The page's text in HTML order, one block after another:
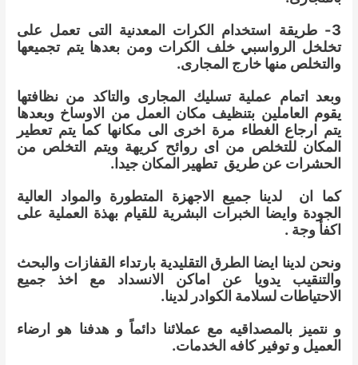
3- طريقة استخدام الكرات المعدنية التى تعمل على
تخلخل الرواسبي خلف الكرات ومن بعدها يتم تجميعها
والتخلص منها خارج المجارى.
وبعد اتمام عملية تسليك المجارى والتاكد من نظافتها
يقوم العاملين بتنظيف مكان العمل من الاوساخ وبعدها
يتم ارجاع الغطاء مرة اخرى الى مكانها كما يتم تعطير
المكان للتخلص من اى روائح كريهة ويتم التخلص من
الحشرات عن طريق تطهير المكان جيدا.
كما ان لدينا جميع الاجهزة المتطورة والمواد العالية
الجودة وايضا الخبرات البشرية للقيام بهذة العملية على
اكفأ وجة .
ونحن لدينا ايضا الطرق التقليدية بارتداء القفازات والبحث
والتنقيب يدويا عن اماكن الانسداد مع اخذ جميع
الاحتياطات لسلامة الكوادر لدينا.
و نتميز بالمصداقيه مع عملائنا دائماً و هدفنا هو ارضاء
العميل و توفير كافه الخدمات.